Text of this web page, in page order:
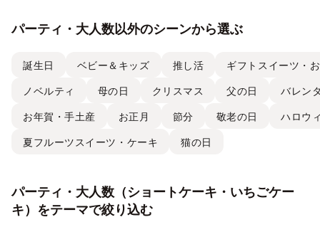
パーティ・大人数以外のシーンから選ぶ
誕生日 ベビー＆キッズ 推し活 ギフトスイーツ・
ノベルティ 母の日 クリスマス 父の日 バレン
お年賀・手土産 お正月 節分 敬老の日 ハロウ
夏フルーツスイーツ・ケーキ 猫の日
パーティ・大人数（ショートケーキ・いちごケー
キ）をテーマで絞り込む